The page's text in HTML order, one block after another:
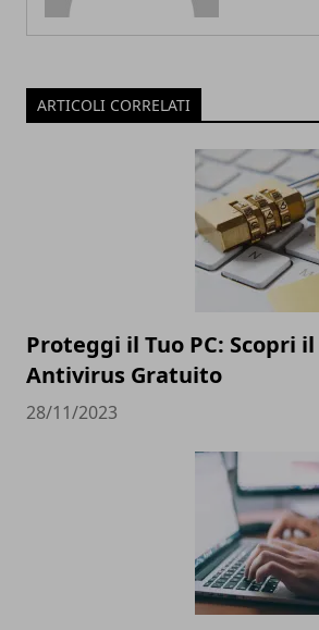
ARTICOLI CORRELATI
Proteggi il Tuo PC: Scopri
Antivirus Gratuito
28/11/2023